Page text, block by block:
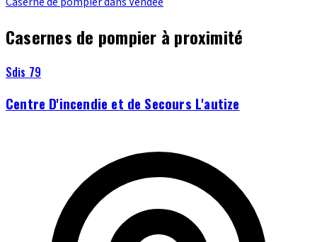
Casernes de pompier à proximité
Sdis 79
Centre D'incendie et de Secours L'autize